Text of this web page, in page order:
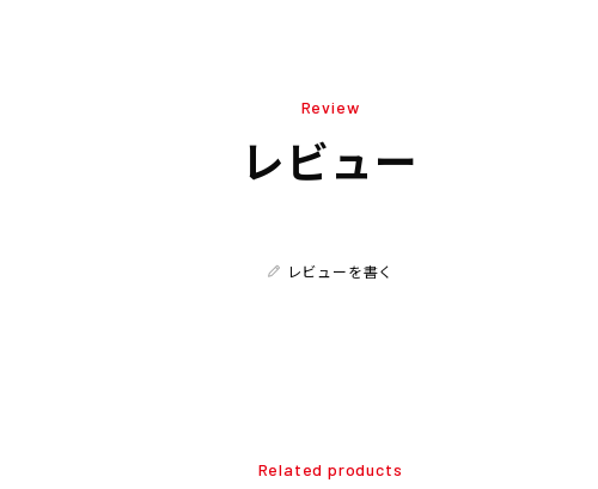
Review
レビュー
レビューを書く
Related products